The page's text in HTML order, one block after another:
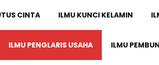
CINTA ILMU KUNCI KELAMIN
ILMU PENGLARIS USAHA ILMU